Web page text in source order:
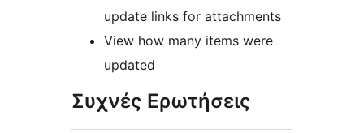
update links for attachments
View how many items were
updated
Συχνές Ερωτήσεις